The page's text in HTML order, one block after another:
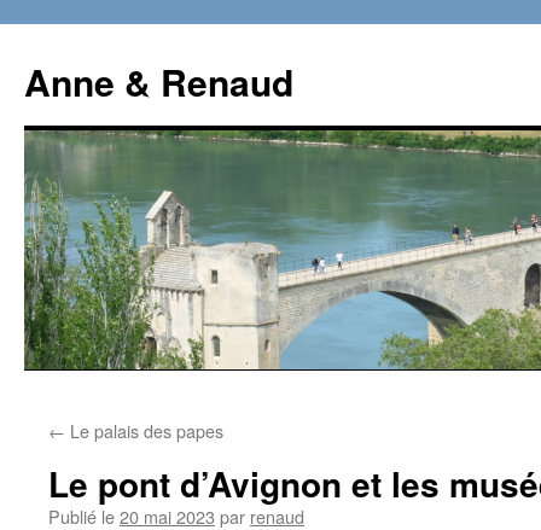
contenu
Anne & Renaud
← Le palais des papes
Le pont d’Avignon et les
Publié le20 mai 2023 par renaud